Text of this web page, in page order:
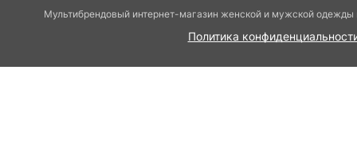
Мультибрендовый интернет-магазин женской и мужской
Политика